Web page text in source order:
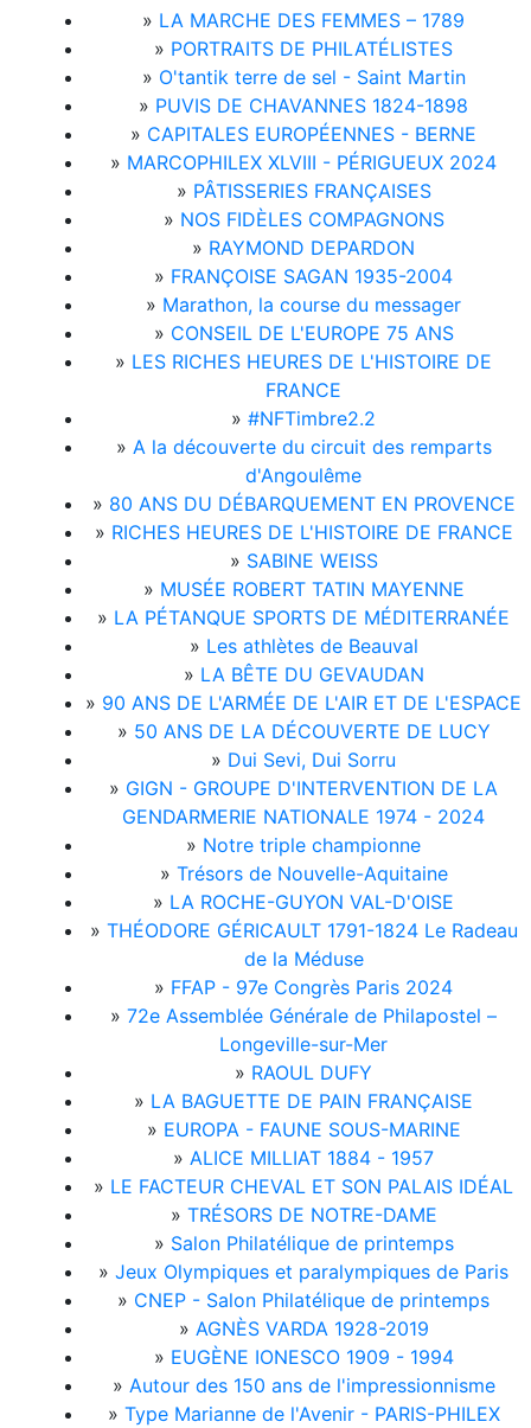
» LA MARCHE DES FEMMES – 1789
» PORTRAITS DE PHILATÉLISTES
» O'tantik terre de sel - Saint Martin
» PUVIS DE CHAVANNES 1824-1898
» CAPITALES EUROPÉENNES - BERNE
» MARCOPHILEX XLVIII - PÉRIGUEUX 2024
» PÂTISSERIES FRANÇAISES
» NOS FIDÈLES COMPAGNONS
» RAYMOND DEPARDON
» FRANÇOISE SAGAN 1935-2004
» Marathon, la course du messager
» CONSEIL DE L'EUROPE 75 ANS
» LES RICHES HEURES DE L'HISTOIRE DE
FRANCE
» #NFTimbre2.2
» A la découverte du circuit des remparts
d'Angoulême
» 80 ANS DU DÉBARQUEMENT EN PROVENCE
» RICHES HEURES DE L'HISTOIRE DE FRANCE
» SABINE WEISS
» MUSÉE ROBERT TATIN MAYENNE
» LA PÉTANQUE SPORTS DE MÉDITERRANÉE
» Les athlètes de Beauval
» LA BÊTE DU GEVAUDAN
» 90 ANS DE L'ARMÉE DE L'AIR ET DE L'ESPACE
» 50 ANS DE LA DÉCOUVERTE DE LUCY
» Dui Sevi, Dui Sorru
» GIGN - GROUPE D'INTERVENTION DE LA
GENDARMERIE NATIONALE 1974 - 2024
» Notre triple championne
» Trésors de Nouvelle-Aquitaine
» LA ROCHE-GUYON VAL-D'OISE
» THÉODORE GÉRICAULT 1791-1824 Le Radeau
de la Méduse
» FFAP - 97e Congrès Paris 2024
» 72e Assemblée Générale de Philapostel –
Longeville-sur-Mer
» RAOUL DUFY
» LA BAGUETTE DE PAIN FRANÇAISE
» EUROPA - FAUNE SOUS-MARINE
» ALICE MILLIAT 1884 - 1957
» LE FACTEUR CHEVAL ET SON PALAIS IDÉAL
» TRÉSORS DE NOTRE-DAME
» Salon Philatélique de printemps
» Jeux Olympiques et paralympiques de Paris
» CNEP - Salon Philatélique de printemps
» AGNÈS VARDA 1928-2019
» EUGÈNE IONESCO 1909 - 1994
» Autour des 150 ans de l'impressionnisme
» Type Marianne de l'Avenir - PARIS-PHILEX